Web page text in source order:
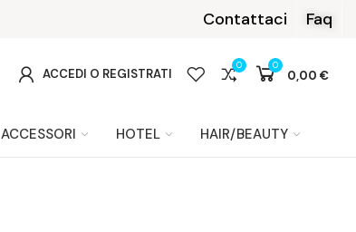
Contattaci Faq
ACCEDI O REGISTRATI
0 0
0,00 €
ACCESSORI HOTEL HAIR/BEAUTY